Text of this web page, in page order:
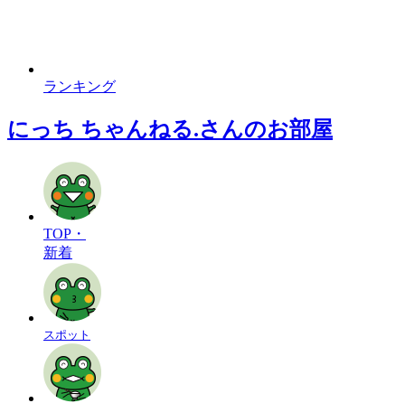
ランキング
にっち ちゃんねる.さんのお部屋
TOP・
新着
スポット